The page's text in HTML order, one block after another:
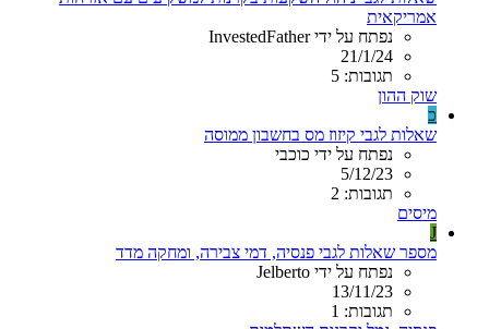
אמריקאית
נפתח על ידי InvestedFather
21/1/24
תגובות: 5
שוק ההון
כ
שאלות לגבי קיזוז מס בחשבון ממוסה
נפתח על ידי כוכבי
5/12/23
תגובות: 2
מיסים
J
מספר שאלות לגבי פנסיה, דמי צבירה, ומחקה מדד
נפתח על ידי Jelberto
13/11/23
תגובות: 1